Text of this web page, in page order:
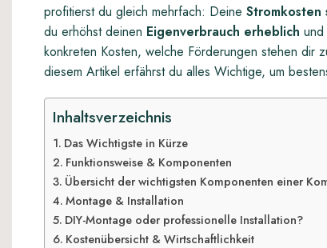
profitierst du gleich mehrfach: Deine Stromkosten
du erhöhst deinen Eigenverbrauch erheblich
konkreten Kosten, welche Förderungen stehen dir
diesem Artikel erfährst du alles Wichtige, um
Inhaltsverzeichnis
Das Wichtigste in Kürze
Funktionsweise & Komponenten
Übersicht der wichtigsten Komponenten einer
Montage & Installation
DIY-Montage oder professionelle Installation?
Kostenübersicht & Wirtschaftlichkeit